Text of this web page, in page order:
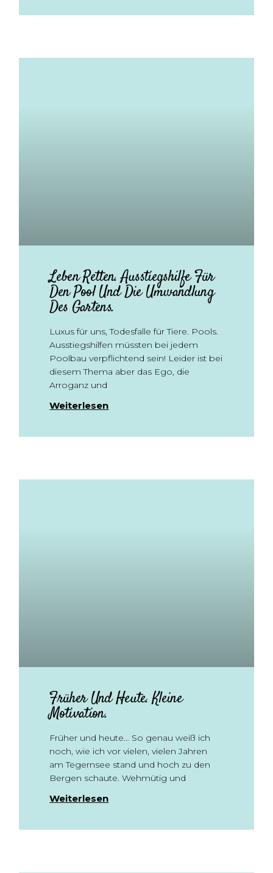
Leben Retten. Ausstiegshilfe Für
Den Pool Und Die Umwandlung
Des Gartens.
Luxus für uns, Todesfalle für Tiere. Pools.
Ausstiegshilfen müssten bei jedem
Poolbau verpflichtend sein! Leider ist bei
diesem Thema aber das Ego, die
Arroganz und
Weiterlesen
Früher Und Heute. Kleine
Motivation.
Früher und heute… So genau weiß ich
noch, wie ich vor vielen, vielen Jahren
am Tegernsee stand und hoch zu den
Bergen schaute. Wehmütig und
Weiterlesen